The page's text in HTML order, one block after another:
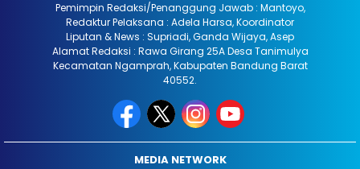
Pemimpin Redaksi/Penanggung Jawab : Mantoyo,
Redaktur Pelaksana : Adela Harsa, Koordinator
Liputan & News : Supriadi, Ganda Wijaya, Asep
Alamat Redaksi : Rawa Girang 25A Desa Tanimulya
Kecamatan Ngamprah, Kabupaten Bandung Barat
40552.
MEDIA NETWORK